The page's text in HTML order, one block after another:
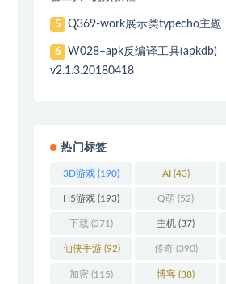
5 Q369-work展示类typecho主题
6
W028–apk反编译工具(apkdb)
v2.1.3.20180418
热门标签
3D游戏 (190) AI(43)
H5游戏 (193) Q萌 (52)
下载 (371) 主机 (37)
仙侠手游(92) 传奇(390)
加密 (115) 博客 (38)